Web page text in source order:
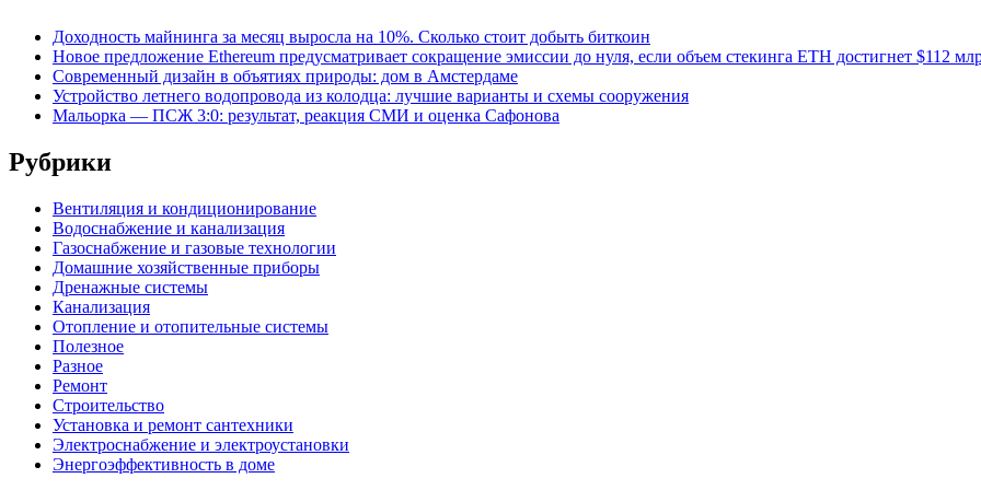
Доходность майнинга за месяц выросла на 10%. Сколько стоит добыть биткоин
Новое предложение Ethereum предусматривает сокращение эмиссии до нуля, если объем стекинга ETH достигнет $112
Современный дизайн в объятиях природы: дом в Амстердаме
Устройство летнего водопровода из колодца: лучшие варианты и схемы сооружения
Мальорка — ПСЖ 3:0: результат, реакция СМИ и оценка Сафонова
Рубрики
Вентиляция и кондиционирование
Водоснабжение и канализация
Газоснабжение и газовые технологии
Домашние хозяйственные приборы
Дренажные системы
Канализация
Отопление и отопительные системы
Полезное
Разное
Ремонт
Строительство
Установка и ремонт сантехники
Электроснабжение и электроустановки
Энергоэффективность в доме